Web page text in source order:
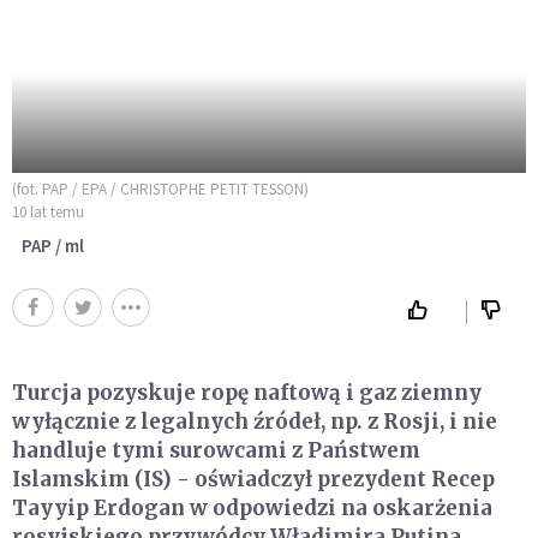
(fot. PAP / EPA / CHRISTOPHE PETIT TESSON)
10 lat temu
PAP / ml
Turcja pozyskuje ropę naftową i gaz ziemny
wyłącznie z legalnych źródeł, np. z Rosji, i nie
handluje tymi surowcami z Państwem
Islamskim (IS) - oświadczył prezydent Recep
Tayyip Erdogan w odpowiedzi na oskarżenia